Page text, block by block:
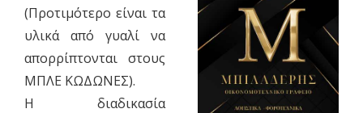
(Προτιμότερο είναι τα
υλικά από γυαλί να
απορρίπτονται στους
ΜΠΛΕ ΚΩΔΩΝΕΣ).
Η διαδικασία